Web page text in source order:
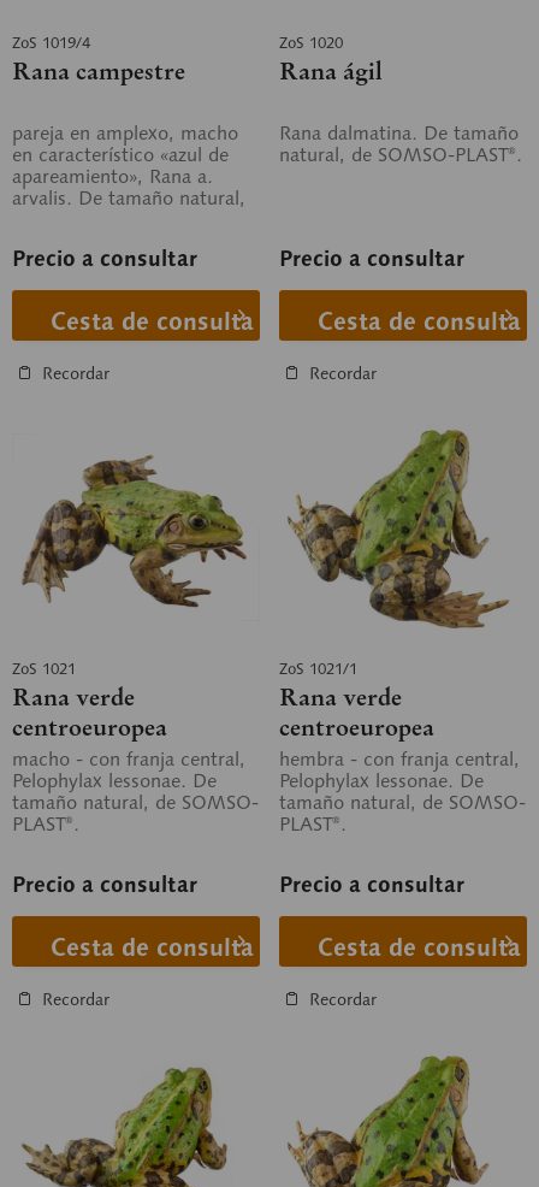
ZoS 1019/4
Rana campestre
pareja en amplexo, macho
en característico «azul de
apareamiento», Rana a.
arvalis. De tamaño natural,
Precio a consultar
Cesta de consulta
Recordar
ZoS 1020
Rana ágil
Rana dalmatina. De tamaño
natural, de SOMSO-PLAST®.
Precio a consultar
Cesta de consulta
Recordar
ZoS 1021
Rana verde
centroeuropea
macho - con franja central,
Pelophylax lessonae. De
tamaño natural, de SOMSO-
PLAST®.
Precio a consultar
Cesta de consulta
Recordar
ZoS 1021/1
Rana verde
centroeuropea
hembra - con franja central,
Pelophylax lessonae. De
tamaño natural, de SOMSO-
PLAST®.
Precio a consultar
Cesta de consulta
Recordar